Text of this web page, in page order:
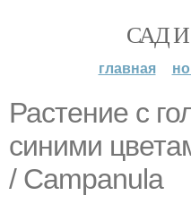
САД
главная
Растение с
синими
/ Campanula